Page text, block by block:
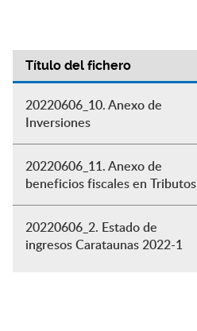
Título del fichero
20220606_10. Anexo de
Inversiones
20220606_11. Anexo de
beneficios fiscales en Tributos
20220606_2. Estado de
ingresos Carataunas 2022-1